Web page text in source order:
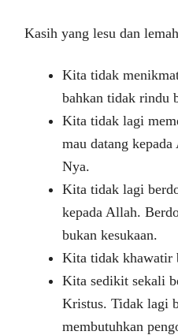
Kasih yang lesu dan
Kita tidak
bahkan tidak rindu
Kita tidak lagi
mau datang
Nya.
Kita tidak lagi
kepada Allah.
bukan kesukaan.
Kita tidak khawatir
Kita sedikit sekali
Kristus. Tidak lagi
membutuhkan